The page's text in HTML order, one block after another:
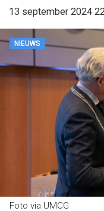
13 september 2024
NIEUWS
Foto via UMCG